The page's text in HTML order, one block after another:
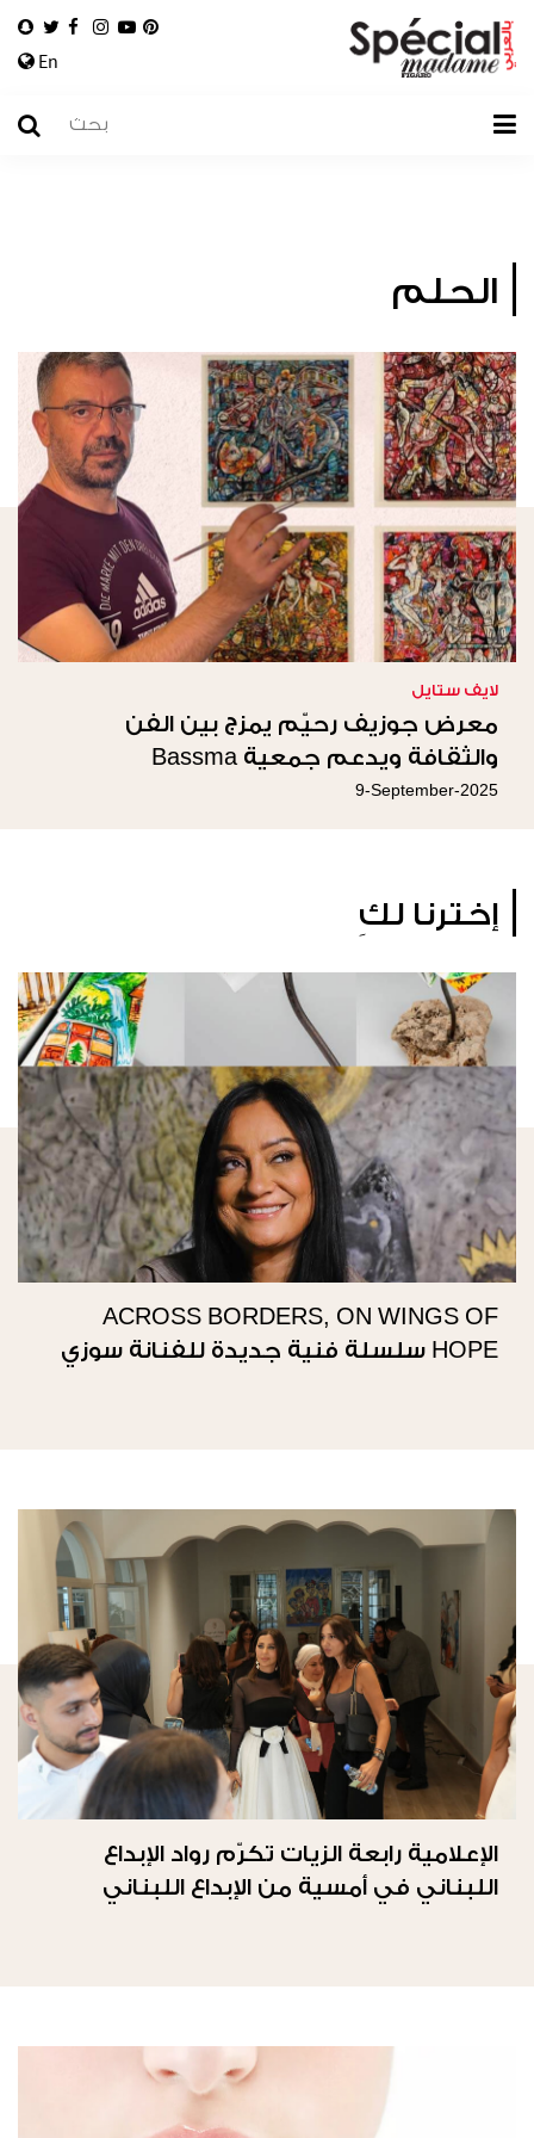
En
الحلم
لايف ستايل
معرض جوزيف رحيّم يمزج بين الفن
والثقافة ويدعم جمعية Bassma
9-September-2025
إخترنا لكِ
ACROSS BORDERS, ON WINGS OF
HOPE سلسلة فنية جديدة للفنانة سوزي
الإعلامية رابعة الزيات تكرّم رواد الإبداع
اللبناني في أمسية من الإبداع اللبناني